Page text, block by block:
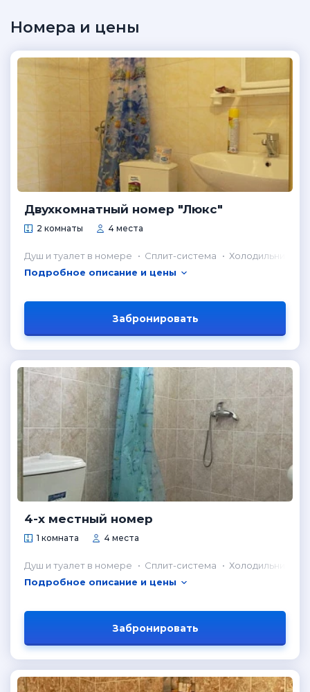
Номера и цены
Двухкомнатный номер "Люкс"
2 комнаты 4 места
Душ и туалет в номере Сплит-система
Холодильник в
Подробное описание и цены
Забронировать
4-х местный номер
1 комната 4 места
Душ и туалет в номере Сплит-система
Холодильник в
Подробное описание и цены
Забронировать